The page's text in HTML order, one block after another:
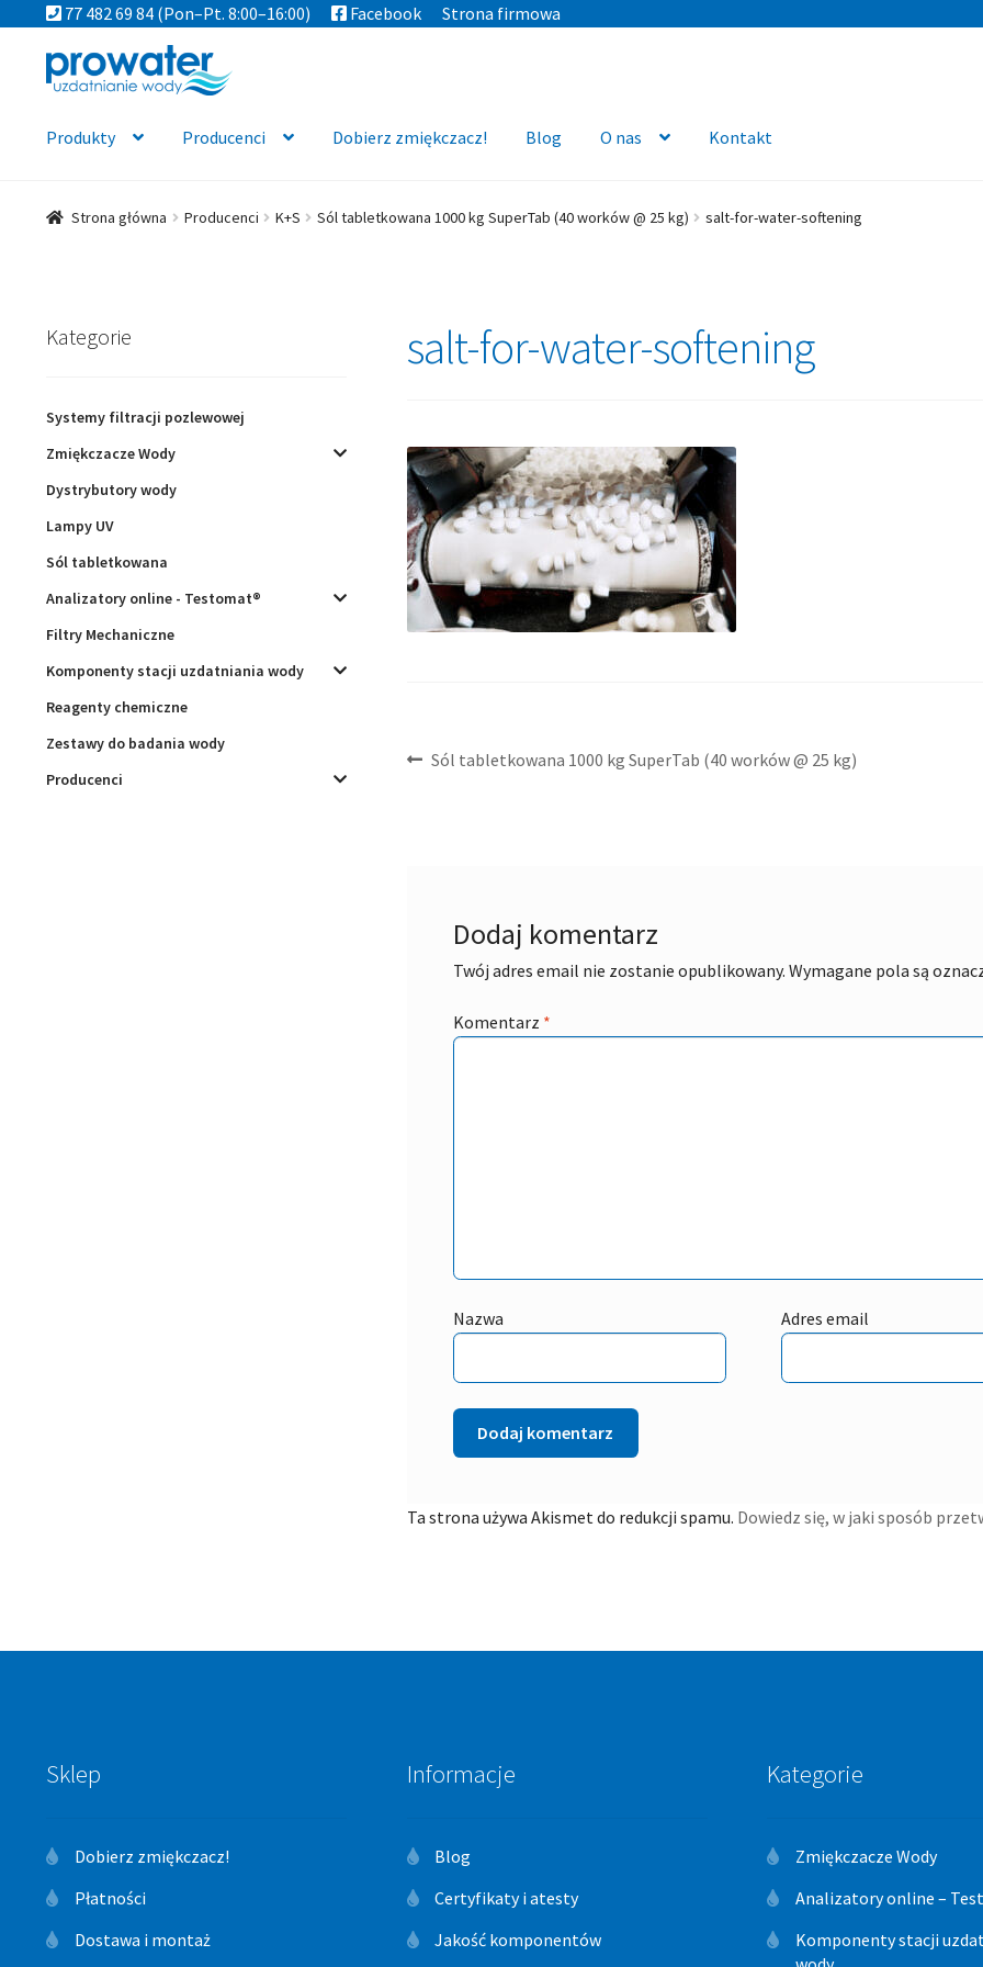
77 482 69 84(Pon–Pt. 8:00–16:00) Facebook Strona firmowa
Przejdź
do
Przejdź
do
Produkty Producenci Dobierz zmiękczacz! Blog O nas Kontakt
Strona główna Producenci K+S Sól tabletkowana 1000 kg SuperTab (40 worków @ 25 kg) salt-for-water-softening
salt-for-water-softening
Nawigacja
Poprzedni
Sól tabletkowana 1000 kg SuperTab (40 worków @ 25 kg)
Dodaj komentarz
Twój adres email nie zostanie opublikowany. Wymagane pola są
Komentarz *
Nazwa Adres email
Ta strona używa Akismet do redukcji spamu. Dowiedz się, w jaki sposób
Kategorie
Systemy filtracji pozlewowej
Zmiękczacze Wody
Dystrybutory wody
Lampy UV
Sól tabletkowana
Analizatory online - Testomat®
Filtry Mechaniczne
Komponenty stacji uzdatniania wody
Reagenty chemiczne
Zestawy do badania wody
Producenci
Sklep
Dobierz zmiękczacz!
Płatności
Dostawa i montaż
Informacje
Blog
Certyfikaty i atesty
Jakość komponentów
Kategorie
Zmiękczacze Wody
Analizatory online –
Komponenty stacji